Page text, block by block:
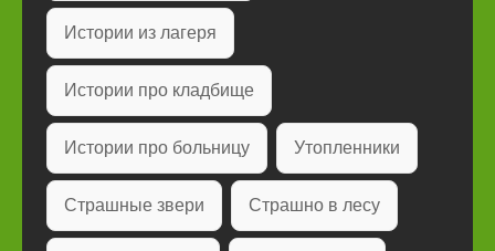
Истории из лагеря
Истории про кладбище
Истории про больницу Утопленники
Страшные звери Страшно в лесу